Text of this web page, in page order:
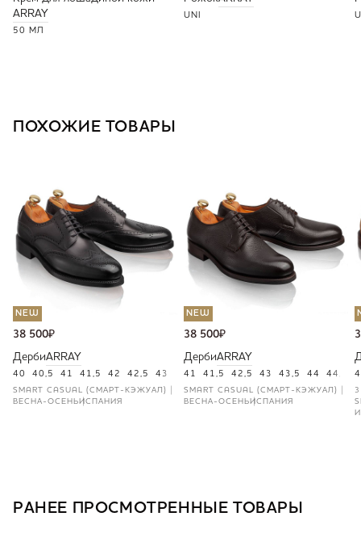
ARRAY
50 МЛ
UNI
ПОХОЖИЕ ТОВАРЫ
NEW
38 500₽
ДербиARRAY
40 40,5 41 41,5 42 42,5 43 43,5 44 44,5 46
SMART CASUAL (СМАРТ-КЭЖУАЛ)
ВЕСНА-ОСЕНЬ ИСПАНИЯ
NEW
38 500₽
ДербиARRAY
41 41,5 42,5 43 43,5 44 44,5
SMART CASUAL (СМАРТ-КЭЖУАЛ)
ВЕСНА-ОСЕНЬ ИСПАНИЯ
РАНЕЕ ПРОСМОТРЕННЫЕ ТОВАРЫ